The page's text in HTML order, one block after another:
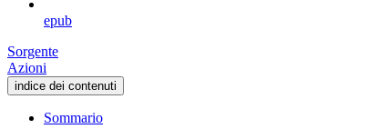
epub
Sorgente
Azioni
indice dei contenuti
Sommario